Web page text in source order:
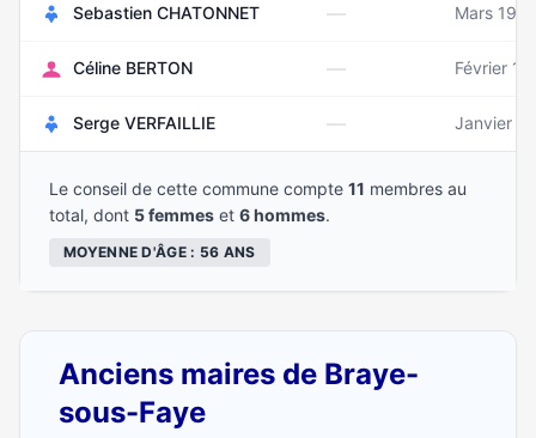
Sebastien CHATONNET — Mars
Céline BERTON — Février
Serge VERFAILLIE — Janvier
Le conseil de cette commune compte 11 membres au
total, dont 5 femmes et 6 hommes.
MOYENNE D'ÂGE : 56 ANS
Anciens maires de Braye-
sous-Faye